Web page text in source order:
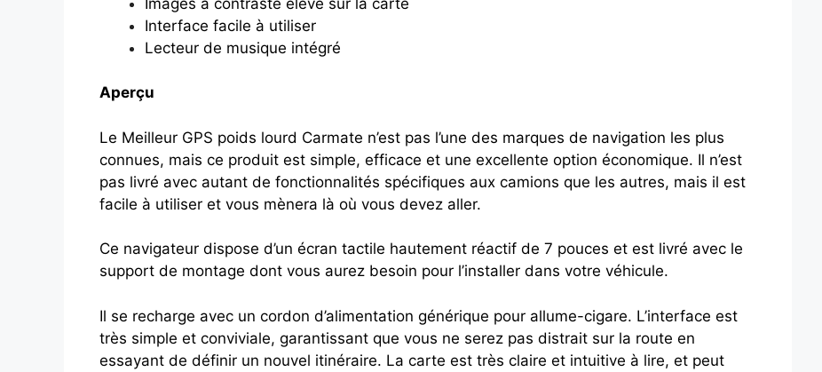
Interface facile à utiliser
Lecteur de musique intégré
Aperçu
Le Meilleur GPS poids lourd Carmate n’est pas l’une des marques de navigation les plus
connues, mais ce produit est simple, efficace et une excellente option économique. Il n’est
pas livré avec autant de fonctionnalités spécifiques aux camions que les autres, mais il est
facile à utiliser et vous mènera là où vous devez aller.
Ce navigateur dispose d’un écran tactile hautement réactif de 7 pouces et est livré avec le
support de montage dont vous aurez besoin pour l’installer dans votre véhicule.
Il se recharge avec un cordon d’alimentation générique pour allume-cigare. L’interface est
très simple et conviviale, garantissant que vous ne serez pas distrait sur la route en
essayant de définir un nouvel itinéraire. La carte est très claire et intuitive à lire, et peut